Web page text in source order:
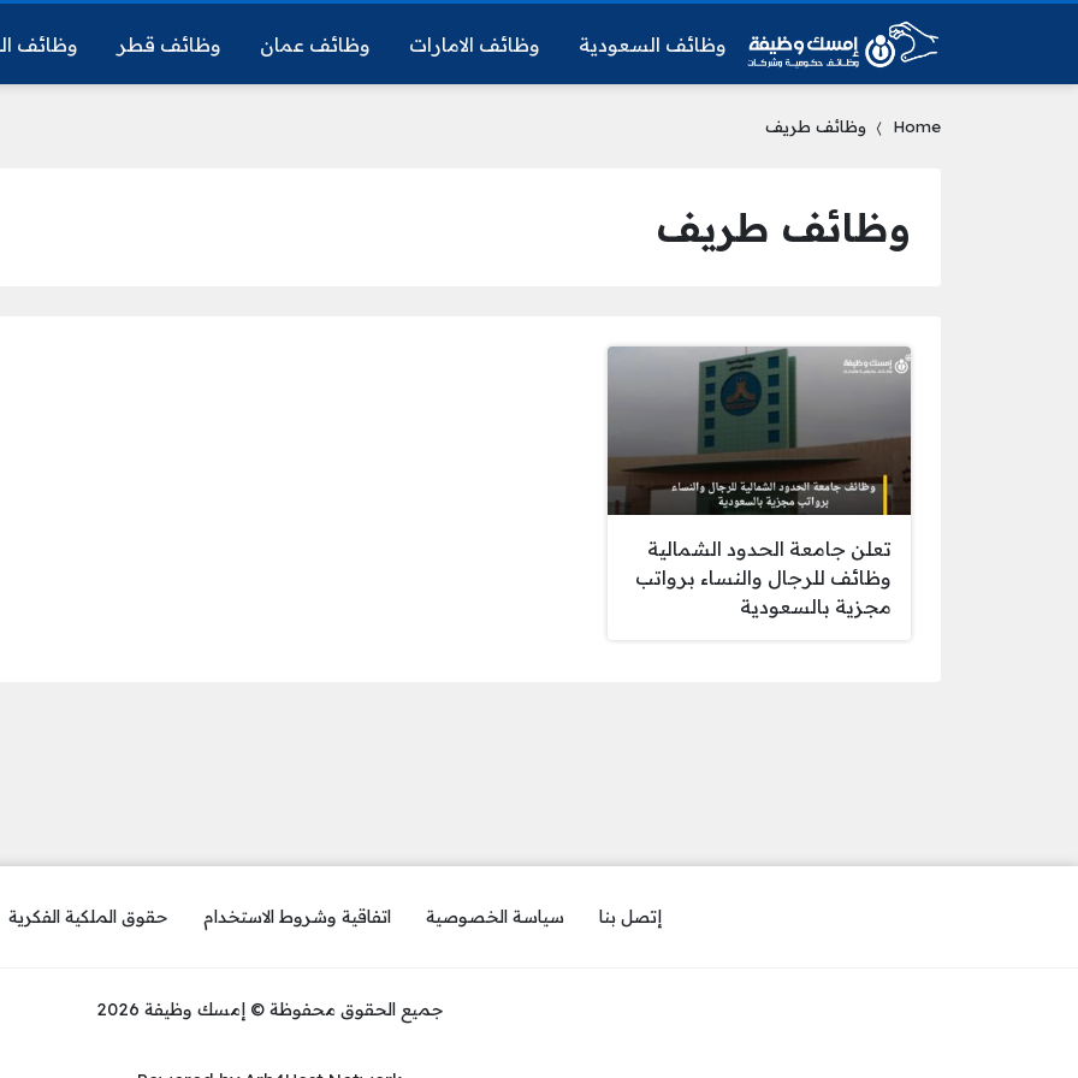
وظائف السعودية وظائف الامارات وظائف عمان وظائف قطر وظائف
Home وظائف طريف
وظائف طريف
تعلن جامعة الحدود الشمالية
وظائف للرجال والنساء برواتب
مجزية بالسعودية
إتصل بنا سياسة الخصوصية اتفاقية وشروط الاستخدام حقوق الملكية الفكرية
جميع الحقوق محفوظة © إمسك وظيفة 2026